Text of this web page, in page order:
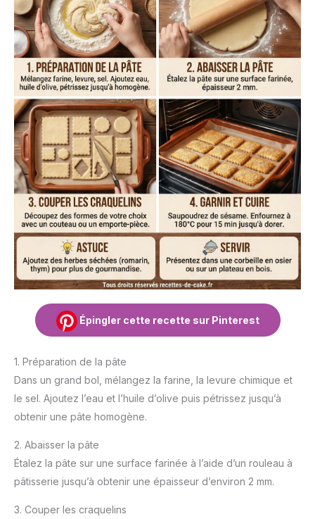
Épingler cette recette sur Pinterest
1. Préparation de la pâte
Dans un grand bol, mélangez la farine, la levure chimique et
le sel. Ajoutez l’eau et l’huile d’olive puis pétrissez jusqu’à
obtenir une pâte homogène.
2. Abaisser la pâte
Étalez la pâte sur une surface farinée à l’aide d’un rouleau à
pâtisserie jusqu’à obtenir une épaisseur d’environ 2 mm.
3. Couper les craquelins